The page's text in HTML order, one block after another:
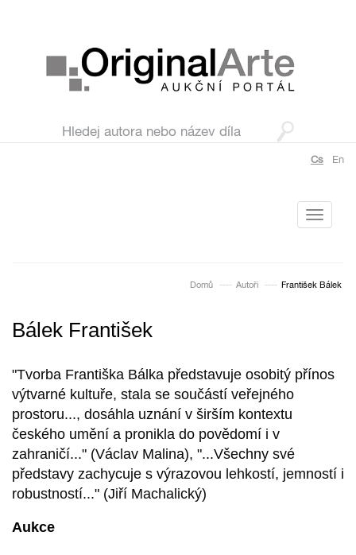
Cs En
Toggle
Domů Autoři František Bálek
Bálek František
"Tvorba Františka Bálka představuje osobitý přínos
výtvarné kultuře, stala se součástí veřejného
prostoru..., dosáhla uznání v širším kontextu
českého umění a pronikla do povědomí i v
zahraničí..." (Václav Malina), "...Všechny své
představy zachycuje s výrazovou lehkostí, jemností i
robustností..." (Jiří Machalický)
Aukce